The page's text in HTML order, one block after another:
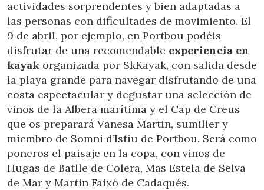
actividades sorprendentes y bien adaptadas a
las personas con dificultades de movimiento. El
9 de abril, por ejemplo, en Portbou podéis
disfrutar de una recomendable experiencia en
kayak organizada por SkKayak, con salida desde
la playa grande para navegar disfrutando de una
costa espectacular y degustar una selección de
vinos de la Albera marítima y el Cap de Creus
que os preparará Vanesa Martin, sumiller y
miembro de Somni d’Istiu de Portbou. Será como
poneros el paisaje en la copa, con vinos de
Hugas de Batlle de Colera, Mas Estela de Selva
de Mar y Martin Faixó de Cadaqués.